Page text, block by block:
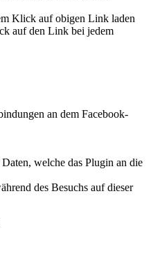
Klick auf obigen Link laden
auf den Link bei jedem
an dem Facebook-
welche das Plugin an die
des Besuchs auf dieser